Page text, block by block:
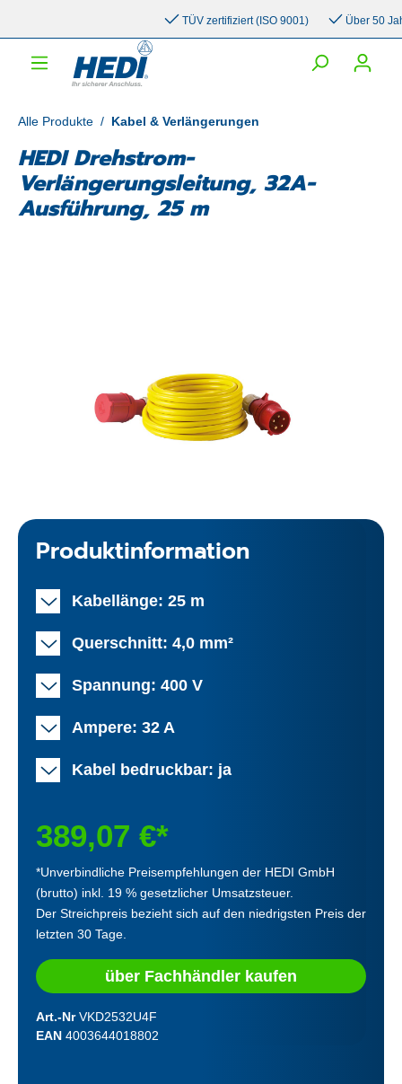
TÜV zertifiziert (ISO 9001) Über 50 Jahre
Alle Produkte / Kabel & Verlängerungen
HEDI Drehstrom-
Verlängerungsleitung, 32A-
Ausführung, 25 m
Produktinformation
Kabellänge: 25 m
Querschnitt: 4,0 mm²
Spannung: 400 V
Ampere: 32 A
Kabel bedruckbar: ja
389,07 €*
*Unverbindliche Preisempfehlungen der HEDI GmbH
(brutto) inkl. 19 % gesetzlicher Umsatzsteuer.
Der Streichpreis bezieht sich auf den niedrigsten Preis der
letzten 30 Tage.
über Fachhändler kaufen
Art.-NrVKD2532U4F
EAN 4003644018802